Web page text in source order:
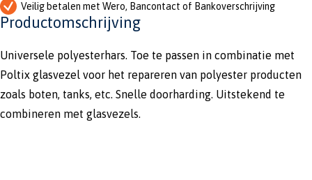
Veilig betalen met Wero, Bancontact of Bankoverschrijving
Productomschrijving
Universele polyesterhars. Toe te passen in combinatie met
Poltix glasvezel voor het repareren van polyester producten
zoals boten, tanks, etc. Snelle doorharding. Uitstekend te
combineren met glasvezels.